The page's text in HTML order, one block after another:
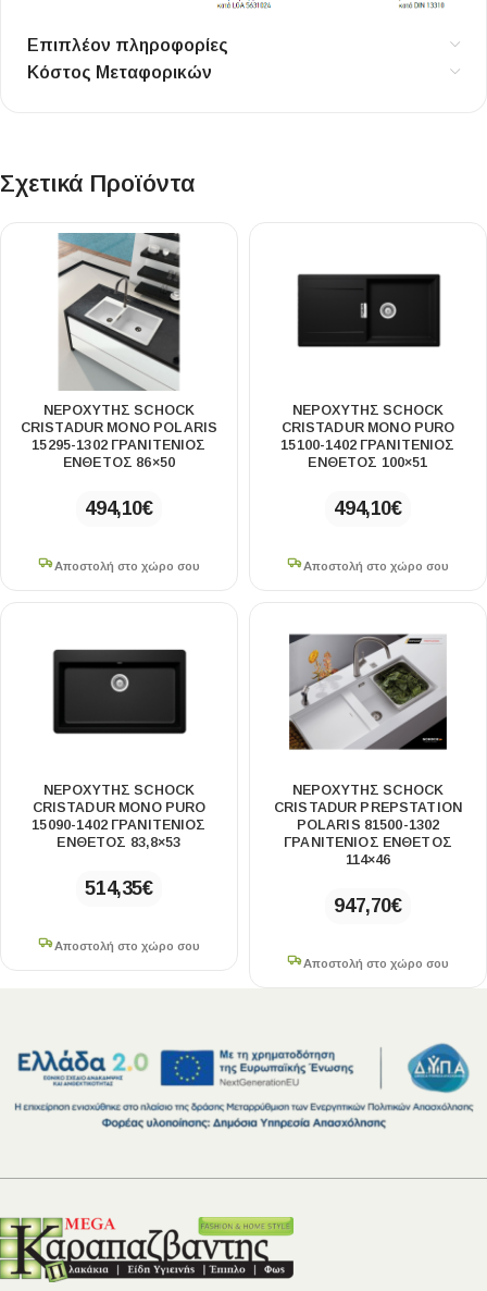
Επιπλέον πληροφορίες
Κόστος Μεταφορικών
Σχετικά Προϊόντα
ΝΕΡΟΧΥΤΗΣ SCHOCK
CRISTADUR MONO POLARIS
15295-1302 ΓΡΑΝΙΤΕΝΙΟΣ
ΕΝΘΕΤΟΣ 86×50
494,10€
Αποστολή στο χώρο σου
ΝΕΡΟΧΥΤΗΣ SCHOCK
CRISTADUR MONO PURO
15100-1402 ΓΡΑΝΙΤΕΝΙΟΣ
ΕΝΘΕΤΟΣ 100×51
494,10€
Αποστολή στο χώρο σου
ΝΕΡΟΧΥΤΗΣ SCHOCK
CRISTADUR MONO PURO
15090-1402 ΓΡΑΝΙΤΕΝΙΟΣ
ΕΝΘΕΤΟΣ 83,8×53
514,35€
Αποστολή στο χώρο σου
ΝΕΡΟΧΥΤΗΣ SCHOCK
CRISTADUR PREPSTATION
POLARIS 81500-1302
ΓΡΑΝΙΤΕΝΙΟΣ ΕΝΘΕΤΟΣ
114×46
947,70€
Αποστολή στο χώρο σου